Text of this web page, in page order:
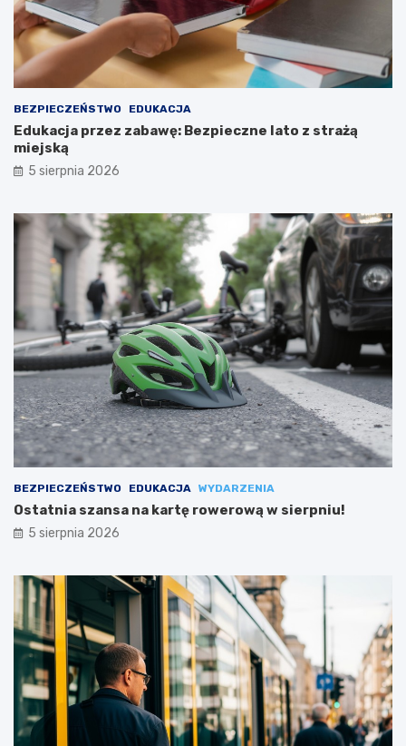
BEZPIECZEŃSTWO EDUKACJA
Edukacja przez zabawę: Bezpieczne lato z strażą
miejską
5 sierpnia 2026
BEZPIECZEŃSTWO EDUKACJA WYDARZENIA
Ostatnia szansa na kartę rowerową w sierpniu!
5 sierpnia 2026